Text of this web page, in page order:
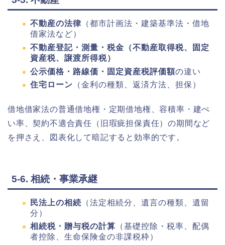
不動産の法律 （都市計画法・建築基準法・借地
借家法など）
不動産登記・測量・税金（不動産取得税、固定
資産税、譲渡所得税）
公示価格・路線価・固定資産税評価額の違い
住宅ローン （金利の種類、返済方法、担保）
借地借家法の普通借地権・定期借地権、容積率・建ぺ
い率、契約不適合責任（旧瑕疵担保責任）の期間など
を押さえ、図表化して暗記すると効率的です。
5-6. 相続・事業承継
民法上の相続 （法定相続分、遺言の種類、遺留
分）
相続税・贈与税の計算 （基礎控除・税率、配偶
者控除、生命保険金の非課税枠）